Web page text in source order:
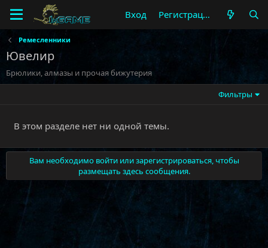
Вход Регистрация
Ремесленники
Ювелир
Брюлики, алмазы и прочая бижутерия
Фильтры
В этом разделе нет ни одной темы.
Вам необходимо войти или зарегистрироваться, чтобы
размещать здесь сообщения.